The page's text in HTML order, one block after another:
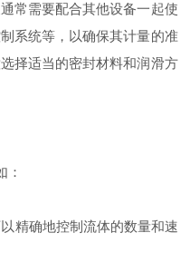
需要配合其他设备一起使
系统等，以确保其计量的准
择适当的密封材料和润滑方
：
确地控制流体的数量和速